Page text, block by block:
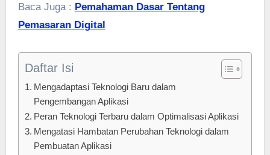
Baca Juga : Pemahaman Dasar Tentang
Pemasaran Digital
Daftar Isi
Mengadaptasi Teknologi Baru dalam
Pengembangan Aplikasi
Peran Teknologi Terbaru dalam Optimalisasi Aplikasi
Mengatasi Hambatan Perubahan Teknologi dalam
Pembuatan Aplikasi